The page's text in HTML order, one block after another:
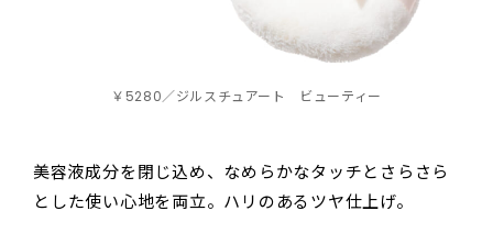
￥5280／ジルスチュアート ビューティー
美容液成分を閉じ込め、なめらかなタッチとさらさら
とした使い心地を両立。ハリのあるツヤ仕上げ。